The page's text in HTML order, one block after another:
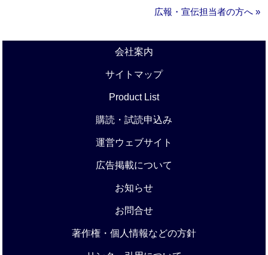
広報・宣伝担当者の方へ »
会社案内
サイトマップ
Product List
購読・試読申込み
運営ウェブサイト
広告掲載について
お知らせ
お問合せ
著作権・個人情報などの方針